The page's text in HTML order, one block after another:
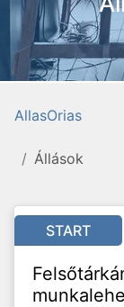
AllasOrias
Állások
START